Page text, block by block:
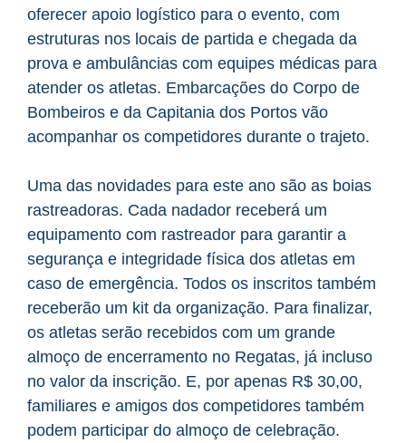
oferecer apoio logístico para o evento, com
estruturas nos locais de partida e chegada da
prova e ambulâncias com equipes médicas para
atender os atletas. Embarcações do Corpo de
Bombeiros e da Capitania dos Portos vão
acompanhar os competidores durante o trajeto.
Uma das novidades para este ano são as boias
rastreadoras. Cada nadador receberá um
equipamento com rastreador para garantir a
segurança e integridade física dos atletas em
caso de emergência. Todos os inscritos também
receberão um kit da organização. Para finalizar,
os atletas serão recebidos com um grande
almoço de encerramento no Regatas, já incluso
no valor da inscrição. E, por apenas R$ 30,00,
familiares e amigos dos competidores também
podem participar do almoço de celebração.